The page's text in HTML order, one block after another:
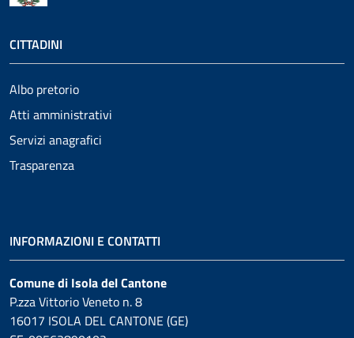
CITTADINI
Albo pretorio
Atti amministrativi
Servizi anagrafici
Trasparenza
INFORMAZIONI E CONTATTI
Comune di Isola del Cantone
P.zza Vittorio Veneto n. 8
16017 ISOLA DEL CANTONE (GE)